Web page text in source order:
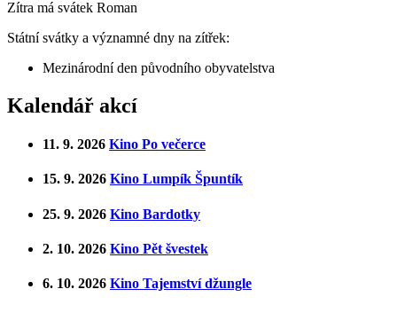
Zítra má svátek Roman
Státní svátky a významné dny na zítřek:
Mezinárodní den původního obyvatelstva
Kalendář akcí
11. 9. 2026 Kino Po večerce
15. 9. 2026 Kino Lumpík Špuntík
25. 9. 2026 Kino Bardotky
2. 10. 2026 Kino Pět švestek
6. 10. 2026 Kino Tajemství džungle